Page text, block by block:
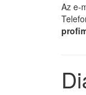
Az e-